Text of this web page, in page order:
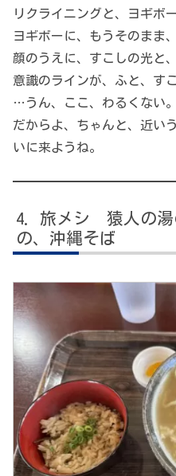
リクライニングと、ヨギボー
ヨギボーに、もうそのまま
顔のうえに、すこしの光と
意識のラインが、ふと、す
…うん、ここ、わるくない。
だからよ、ちゃんと、近い
いに来ようね。
旅メシ 猿人の湯
の、沖縄そば